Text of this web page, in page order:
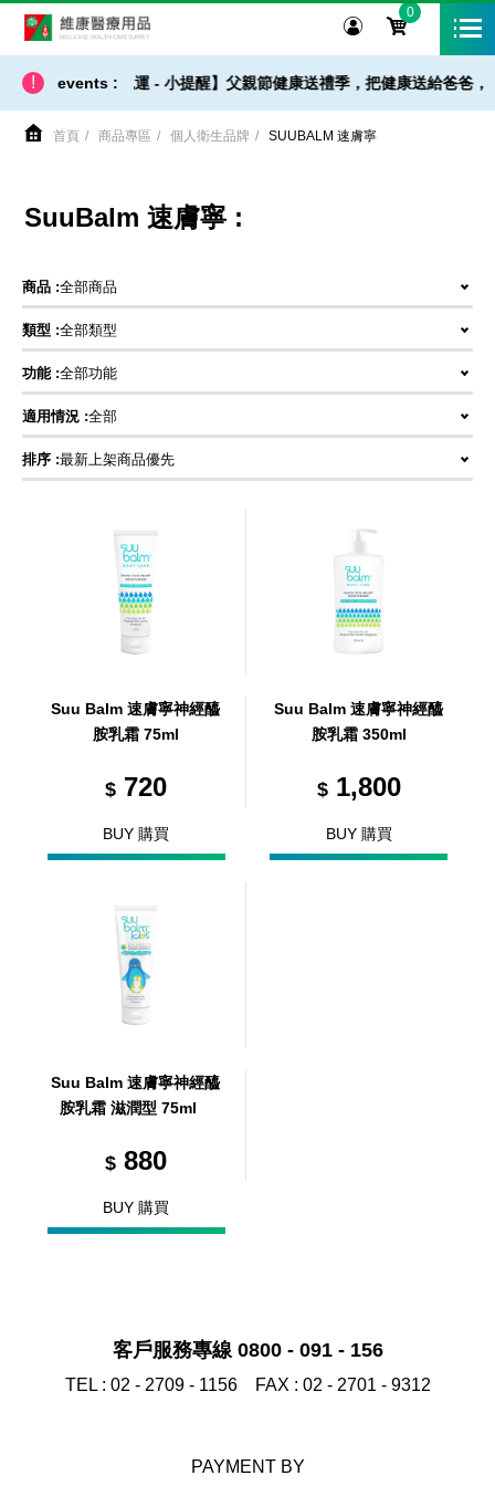
0
! events :
【 出貨 / 免運 - 小提醒】父親節健康送禮季，把健康送給爸爸
首頁 商品專區 個人衛生品牌 SUUBALM 速膚寧
SuuBalm 速膚寧 :
商品 :全部商品
類型 :全部類型
功能 :全部功能
適用情況 :全部
排序 :最新上架商品優先
Suu Balm 速膚寧神經醯
胺乳霜 75ml
$720
BUY 購買
Suu Balm 速膚寧神經醯
胺乳霜 350ml
$1,800
BUY 購買
Suu Balm 速膚寧神經醯
胺乳霜 滋潤型 75ml
$880
BUY 購買
客戶服務專線 0800 - 091 - 156
TEL : 02 - 2709 - 1156 FAX : 02 - 2701 - 9312
PAYMENT BY